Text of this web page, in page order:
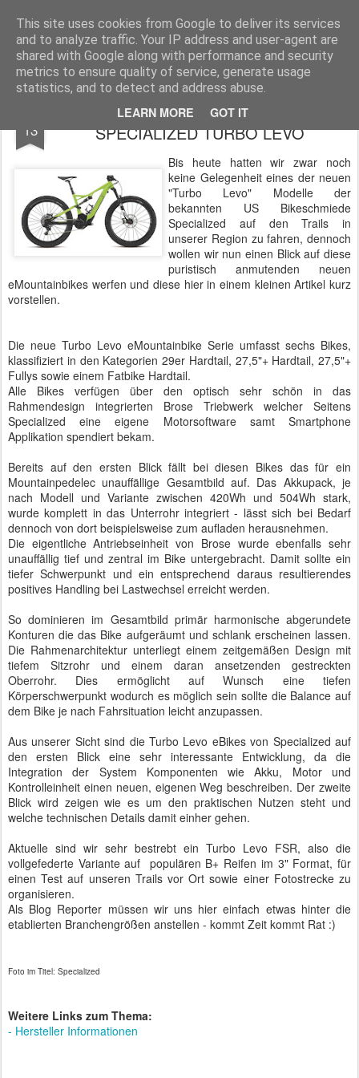
This site uses cookies from Google to deliver its services
and to analyze traffic. Your IP address and user-agent are
shared with Google along with performance and security
metrics to ensure quality of service, generate usage
statistics, and to detect and address abuse.
LEARN MORE GOT IT
Pedelec-Biker.de
Startseite Die Redaktion Über den Blog
13
Und dann gibt es da noch das
SPECIALIZED TURBO LEVO
Bis heute hatten wir zwar noch
keine Gelegenheit eines der neuen
"Turbo Levo" Modelle der
bekannten US Bikeschmiede
Specialized auf den Trails in
unserer Region zu fahren, dennoch
wollen wir nun einen Blick auf diese
puristisch anmutenden neuen
eMountainbikes werfen und diese hier in einem kleinen Artikel kurz
vorstellen.
Die neue Turbo Levo eMountainbike Serie umfasst sechs Bikes,
klassifiziert in den Kategorien 29er Hardtail, 27,5"+ Hardtail, 27,5"+
Fullys sowie einem Fatbike Hardtail.
Alle Bikes verfügen über den optisch sehr schön in das
Rahmendesign integrierten Brose Triebwerk welcher Seitens
Specialized eine eigene Motorsoftware samt Smartphone
Applikation spendiert bekam.
Bereits auf den ersten Blick fällt bei diesen Bikes das für ein
Mountainpedelec unauffällige Gesamtbild auf. Das Akkupack, je
nach Modell und Variante zwischen 420Wh und 504Wh stark,
wurde komplett in das Unterrohr integriert - lässt sich bei Bedarf
dennoch von dort beispielsweise zum aufladen herausnehmen.
Die eigentliche Antriebseinheit von Brose wurde ebenfalls sehr
unauffällig tief und zentral im Bike untergebracht. Damit sollte ein
tiefer Schwerpunkt und ein entsprechend daraus resultierendes
positives Handling bei Lastwechsel erreicht werden.
So dominieren im Gesamtbild primär harmonische abgerundete
Konturen die das Bike aufgeräumt und schlank erscheinen lassen.
Die Rahmenarchitektur unterliegt einem zeitgemäßen Design mit
tiefem Sitzrohr und einem daran ansetzenden gestreckten
Oberrohr. Dies ermöglicht auf Wunsch eine tiefen
Körperschwerpunkt wodurch es möglich sein sollte die Balance auf
dem Bike je nach Fahrsituation leicht anzupassen.
Aus unserer Sicht sind die Turbo Levo eBikes von Specialized auf
den ersten Blick eine sehr interessante Entwicklung, da die
Integration der System Komponenten wie Akku, Motor und
Kontrolleinheit einen neuen, eigenen Weg beschreiben. Der zweite
Blick wird zeigen wie es um den praktischen Nutzen steht und
welche technischen Details damit einher gehen.
Aktuelle sind wir sehr bestrebt ein Turbo Levo FSR, also die
vollgefederte Variante auf populären B+ Reifen im 3" Format, für
einen Test auf unseren Trails vor Ort sowie einer Fotostrecke zu
organisieren.
Als Blog Reporter müssen wir uns hier einfach etwas hinter die
etablierten Branchengrößen anstellen - kommt Zeit kommt Rat :)
Foto im Titel: Specialized
Weitere Links zum Thema:
- Hersteller Informationen